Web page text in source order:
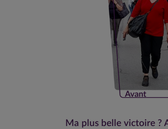
Ma plus belle victoire ?